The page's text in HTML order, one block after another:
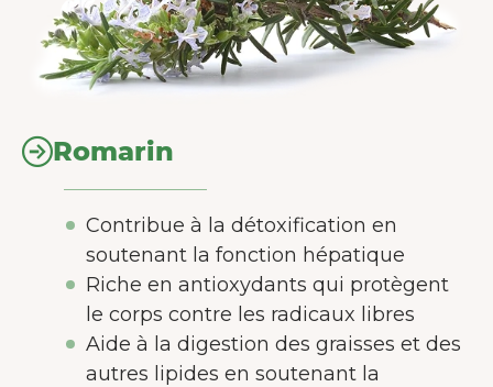
Romarin
Contribue à la détoxification en
soutenant la fonction hépatique
Riche en antioxydants qui protègent
le corps contre les radicaux libres
Aide à la digestion des graisses et des
autres lipides en soutenant la